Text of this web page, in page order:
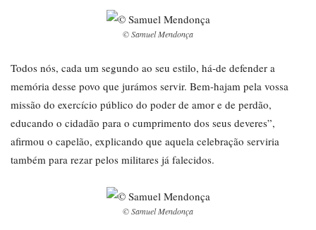
© Samuel Mendonça
Todos nós, cada um segundo ao seu estilo, há-de defender a
memória desse povo que jurámos servir. Bem-hajam pela vossa
missão do exercício público do poder de amor e de perdão,
educando o cidadão para o cumprimento dos seus deveres”,
afirmou o capelão, explicando que aquela celebração serviria
também para rezar pelos militares já falecidos.
© Samuel Mendonça